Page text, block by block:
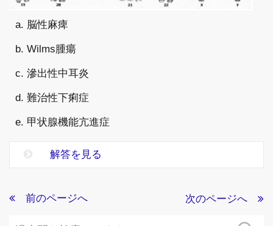
a. 脳性麻痺
b. Wilms腫瘍
c. 滲出性中耳炎
d. 難治性下痢症
e. 甲状腺機能亢進症
解答を見る
前のページへ 次のページへ